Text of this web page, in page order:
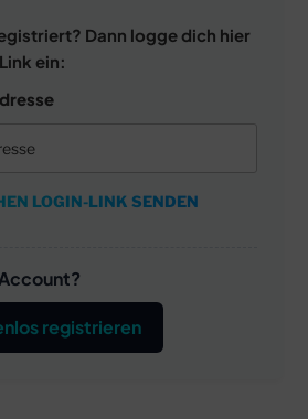
Dann logge dich hier
ein:
LOGIN-LINK SENDEN
registrieren